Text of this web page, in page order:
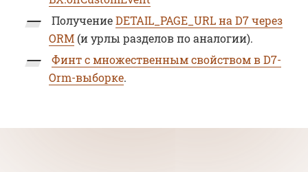
ПолучениеDETAIL_PAGE_URL на D7 через
ORM (и урлы разделов по аналогии).
Финт с множественным свойством в D7-
Orm-выборке.